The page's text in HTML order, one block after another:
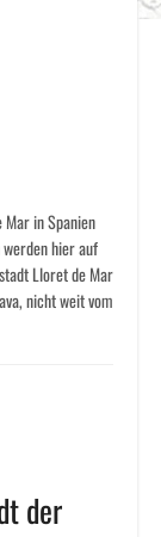
in Spanien
hier auf
Lloret de Mar
nicht weit vom
der